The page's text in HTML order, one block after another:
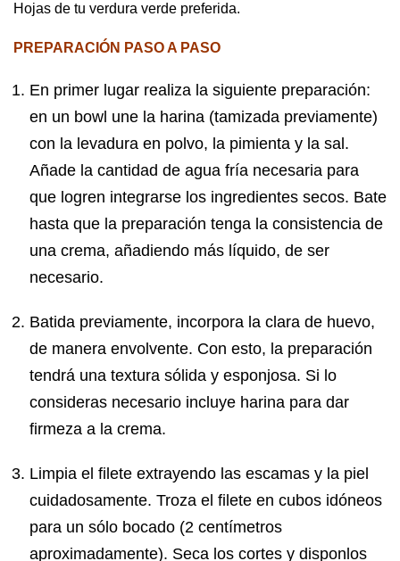
Hojas de tu verdura verde preferida.
PREPARACIÓN PASO A PASO
En primer lugar realiza la siguiente preparación:
en un bowl une la harina (tamizada previamente)
con la levadura en polvo, la pimienta y la sal.
Añade la cantidad de agua fría necesaria para
que logren integrarse los ingredientes secos. Bate
hasta que la preparación tenga la consistencia de
una crema, añadiendo más líquido, de ser
necesario.
Batida previamente, incorpora la clara de huevo,
de manera envolvente. Con esto, la preparación
tendrá una textura sólida y esponjosa. Si lo
consideras necesario incluye harina para dar
firmeza a la crema.
Limpia el filete extrayendo las escamas y la piel
cuidadosamente. Troza el filete en cubos idóneos
para un sólo bocado (2 centímetros
aproximadamente). Seca los cortes y disponlos